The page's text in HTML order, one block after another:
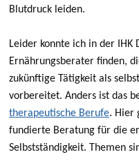
Blutdruck leiden.
Leider konnte ich in der IHK
Ernährungsberater finden,
zukünftige Tätigkeit als
vorbereitet. Anders ist das
therapeutische Berufe. Hier
fundierte Beratung für die
Selbstständigkeit. Themen